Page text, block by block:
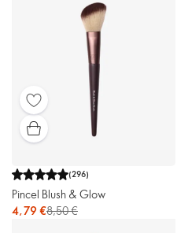
(296)
Pincel Blush & Glow
4,79 €8,50 €